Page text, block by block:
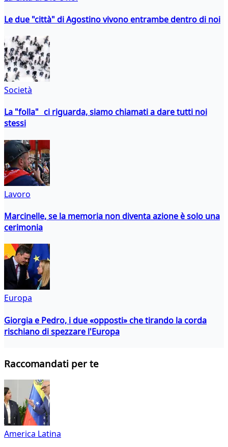
Le due "città" di Agostino vivono entrambe dentro di noi
Società
La "folla" ci riguarda, siamo chiamati a dare tutti noi
stessi
Lavoro
Marcinelle, se la memoria non diventa azione è solo una
cerimonia
Europa
Giorgia e Pedro, i due «opposti» che tirando la corda
rischiano di spezzare l'Europa
Raccomandati per te
America Latina